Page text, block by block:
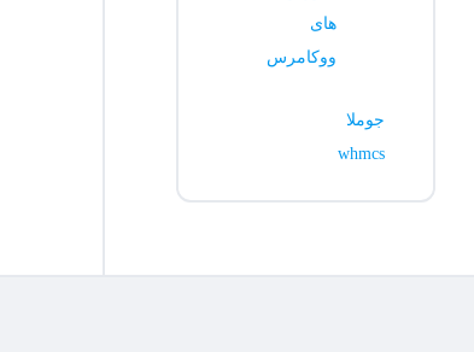
های
ووکامرس
جوملا
whmcs